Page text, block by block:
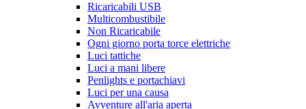
Ricaricabili USB
Multicombustibile
Non Ricaricabile
Ogni giorno porta torce elettriche
Luci tattiche
Luci a mani libere
Penlights e portachiavi
Luci per una causa
Avventure all'aria aperta